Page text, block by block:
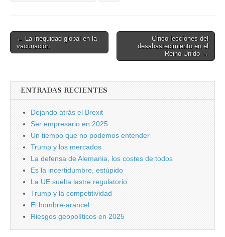
Post
navigation
← La inequidad global en la
vacunación
Cinco lecciones del
desabastecimiento en el
Reino Unido →
ENTRADAS RECIENTES
Dejando atrás el Brexit
Ser empresario en 2025
Un tiempo que no podemos entender
Trump y los mercados
La defensa de Alemania, los costes de todos
Es la incertidumbre, estúpido
La UE suelta lastre regulatorio
Trump y la competitividad
El hombre-arancel
Riesgos geopolíticos en 2025